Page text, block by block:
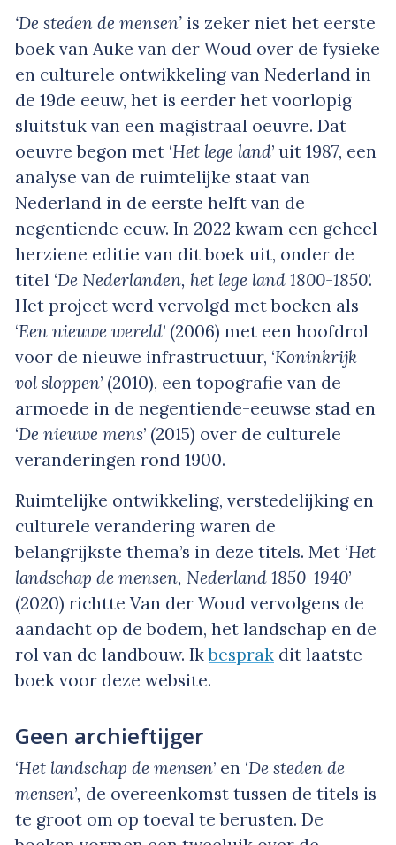
‘De steden de mensen’ is zeker niet het eerste
boek van Auke van der Woud over de fysieke
en culturele ontwikkeling van Nederland in
de 19de eeuw, het is eerder het voorlopig
sluitstuk van een magistraal oeuvre. Dat
oeuvre begon met ‘Het lege land’ uit 1987, een
analyse van de ruimtelijke staat van
Nederland in de eerste helft van de
negentiende eeuw. In 2022 kwam een geheel
herziene editie van dit boek uit, onder de
titel ‘De Nederlanden, het lege land 1800-1850’.
Het project werd vervolgd met boeken als
‘Een nieuwe wereld’ (2006) met een hoofdrol
voor de nieuwe infrastructuur, ‘Koninkrijk
vol sloppen’ (2010), een topografie van de
armoede in de negentiende-eeuwse stad en
‘De nieuwe mens’ (2015) over de culturele
veranderingen rond 1900.
Ruimtelijke ontwikkeling, verstedelijking en
culturele verandering waren de
belangrijkste thema’s in deze titels. Met ‘Het
landschap de mensen, Nederland 1850-1940’
(2020) richtte Van der Woud vervolgens de
aandacht op de bodem, het landschap en de
rol van de landbouw. Ikbesprak dit laatste
boek voor deze website.
Geen archieftijger
‘Het landschap de mensen’ en ‘De steden de
mensen’, de overeenkomst tussen de titels is
te groot om op toeval te berusten. De